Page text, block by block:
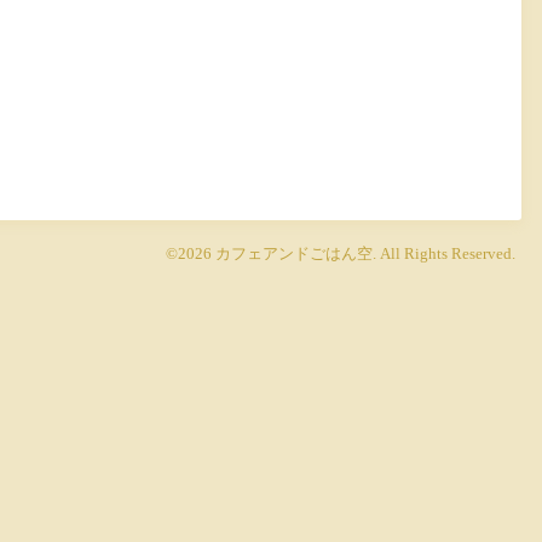
©2026 カフェアンドごはん空. All Rights Reserved.